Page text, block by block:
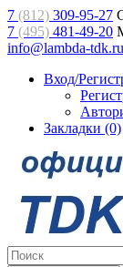
7 (812) 309-95-27
7 (495) 481-49-20
info@lambda-tdk.ru
Вход/
Закладки (0)